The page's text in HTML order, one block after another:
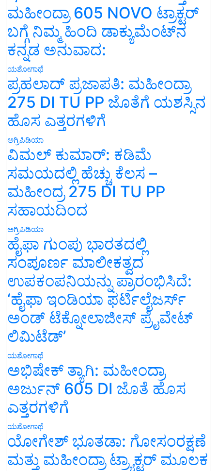
ಮಹೀಂದ್ರಾ 605 NOVO ಟ್ರಾಕ್ಟರ್
ಬಗ್ಗೆ ನಿಮ್ಮ ಹಿಂದಿ ಡಾಕ್ಯುಮೆಂಟ್‌ನ
ಕನ್ನಡ ಅನುವಾದ:
ಯಶೋಗಾಥೆ
ಪ್ರಹಲಾದ್ ಪ್ರಜಾಪತಿ: ಮಹೀಂದ್ರಾ
275 DI TU PP ಜೊತೆಗೆ ಯಶಸ್ಸಿನ
ಹೊಸ ಎತ್ತರಗಳಿಗೆ
ಅಗ್ರಿಪಿಡಿಯಾ
ವಿಮಲ್ ಕುಮಾರ್: ಕಡಿಮೆ
ಸಮಯದಲ್ಲಿ ಹೆಚ್ಚು ಕೆಲಸ –
ಮಹೀಂದ್ರ 275 DI TU PP
ಸಹಾಯದಿಂದ
ಅಗ್ರಿಪಿಡಿಯಾ
ಹೈಫಾ ಗುಂಪು ಭಾರತದಲ್ಲಿ
ಸಂಪೂರ್ಣ ಮಾಲೀಕತ್ವದ
ಉಪಕಂಪನಿಯನ್ನು ಪ್ರಾರಂಭಿಸಿದೆ:
‘ಹೈಫಾ ಇಂಡಿಯಾ ಫರ್ಟಿಲೈಜರ್ಸ್
ಅಂಡ್ ಟೆಕ್ನೋಲಾಜೀಸ್ ಪ್ರೈವೇಟ್
ಲಿಮಿಟೆಡ್’
ಯಶೋಗಾಥೆ
ಅಭಿಷೇಕ್ ತ್ಯಾಗಿ: ಮಹೀಂದ್ರಾ
ಅರ್ಜುನ್ 605 DI ಜೊತೆ ಹೊಸ
ಎತ್ತರಗಳಿಗೆ
ಯಶೋಗಾಥೆ
ಯೋಗೇಶ್ ಭೂತಡಾ: ಗೋಸಂರಕ್ಷಣೆ
ಮತ್ತು ಮಹೀಂದ್ರಾ ಟ್ರ್ಯಾಕ್ಟರ್ ಮೂಲಕ